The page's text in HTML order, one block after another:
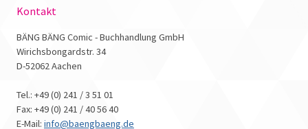
Kontakt
BÄNG BÄNG Comic - Buchhandlung GmbH
Wirichsbongardstr. 34
D-52062 Aachen
Tel.: +49 (0) 241 / 3 51 01
Fax: +49 (0) 241 / 40 56 40
E-Mail: info@baengbaeng.de